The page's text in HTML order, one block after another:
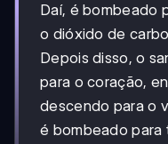
Daí, é bombeado
o dióxido de
Depois disso, o
para o coração,
descendo para o
é bombeado para